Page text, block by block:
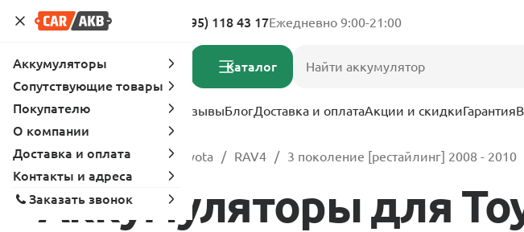
Адреса магазинов 8 (495) 118 43 17Ежедневно 9:00-21:00
Каталог
Услуги Вопрос-ответ ОтзывыБлогДоставка и оплатаАкции и скидкиГарантия
Главная Каталог Toyota RAV4 3 поколение [рестайлинг] 2008 - 2010
Аккумуляторы для
Аккумуляторы
Сопутствующие товары
Покупателю
О компании
Доставка и оплата
Контакты и адреса
Заказать звонок